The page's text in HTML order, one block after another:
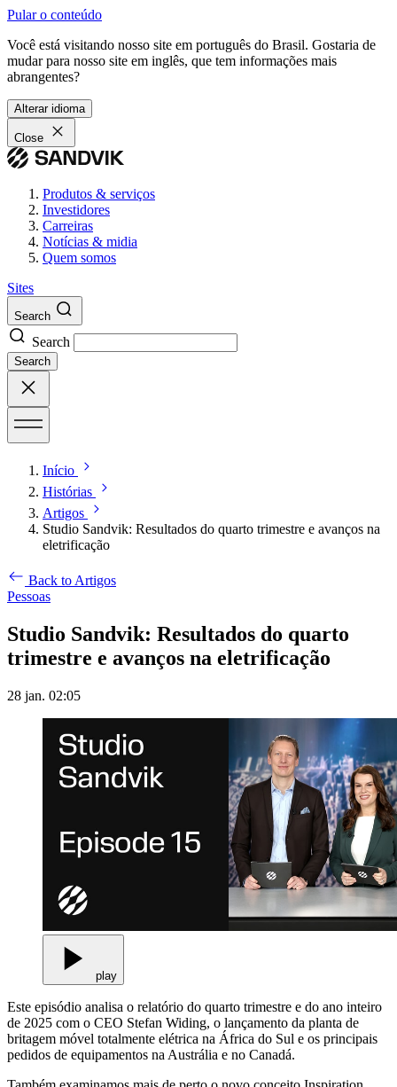
Pular o conteúdo
Você está visitando nosso site em português do Brasil. Gostaria de
mudar para nosso site em inglês, que tem informações mais
abrangentes?
Alterar idioma
Close
Produtos & serviços
Investidores
Carreiras
Notícias & midia
Quem somos
Sites
Search
Search
Search
Início
Histórias
Artigos
Studio Sandvik: Resultados do quarto trimestre e avanços na
eletrificação
Back to Artigos
Pessoas
Studio Sandvik: Resultados do quarto
trimestre e avanços na eletrificação
28 jan. 02:05
play
Este episódio analisa o relatório do quarto trimestre e do ano inteiro
de 2025 com o CEO Stefan Widing, o lançamento da planta de
britagem móvel totalmente elétrica na África do Sul e os principais
pedidos de equipamentos na Austrália e no Canadá.